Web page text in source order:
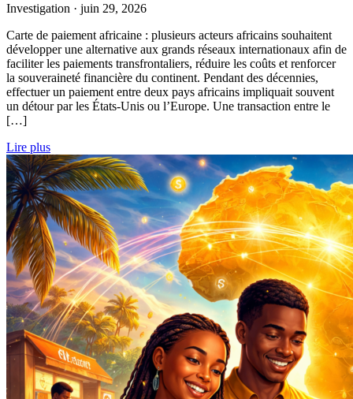
Investigation · juin 29, 2026
Carte de paiement africaine : plusieurs acteurs africains souhaitent
développer une alternative aux grands réseaux internationaux afin de
faciliter les paiements transfrontaliers, réduire les coûts et renforcer
la souveraineté financière du continent. Pendant des décennies,
effectuer un paiement entre deux pays africains impliquait souvent
un détour par les États-Unis ou l’Europe. Une transaction entre le
[…]
Lire plus